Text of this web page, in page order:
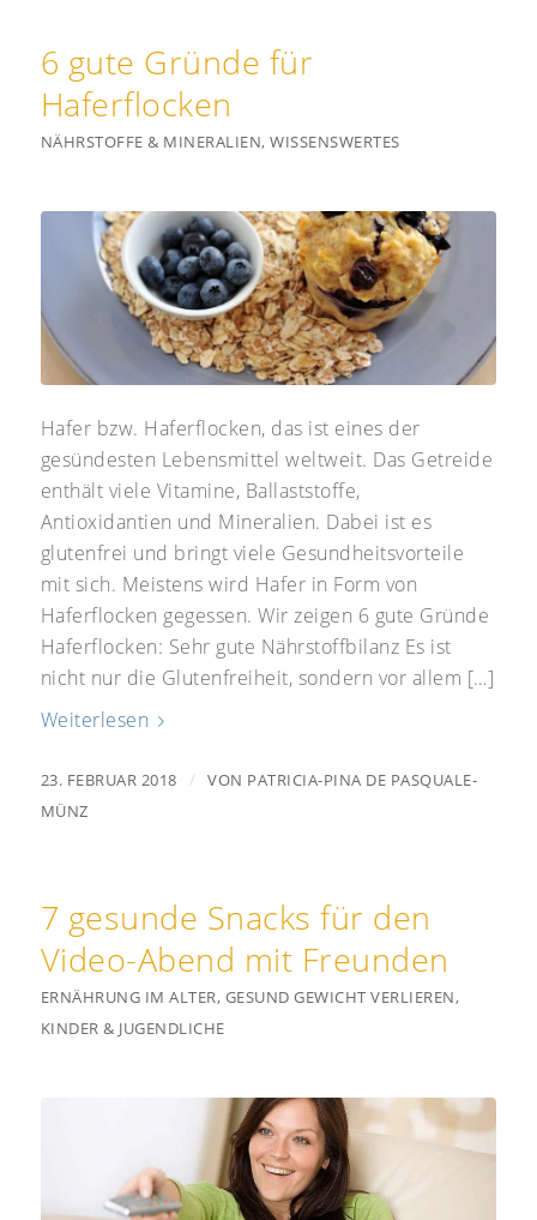
6 gute Gründe für
Haferflocken
NÄHRSTOFFE & MINERALIEN,WISSENSWERTES
Hafer bzw. Haferflocken, das ist eines der
gesündesten Lebensmittel weltweit. Das Getreide
enthält viele Vitamine, Ballaststoffe,
Antioxidantien und Mineralien. Dabei ist es
glutenfrei und bringt viele Gesundheitsvorteile
mit sich. Meistens wird Hafer in Form von
Haferflocken gegessen. Wir zeigen 6 gute Gründe
Haferflocken: Sehr gute Nährstoffbilanz Es ist
nicht nur die Glutenfreiheit, sondern vor allem […]
Weiterlesen
23. FEBRUAR 2018 / VON PATRICIA-PINA DE PASQUALE-
MÜNZ
7 gesunde Snacks für den
Video-Abend mit Freunden
ERNÄHRUNG IM ALTER, GESUND GEWICHT VERLIEREN,
KINDER & JUGENDLICHE